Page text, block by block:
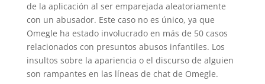
de la aplicación al ser emparejada aleatoriamente
con un abusador. Este caso no es único, ya que
Omegle ha estado involucrado en más de 50 casos
relacionados con presuntos abusos infantiles. Los
insultos sobre la apariencia o el discurso de alguien
son rampantes en las líneas de chat de Omegle.